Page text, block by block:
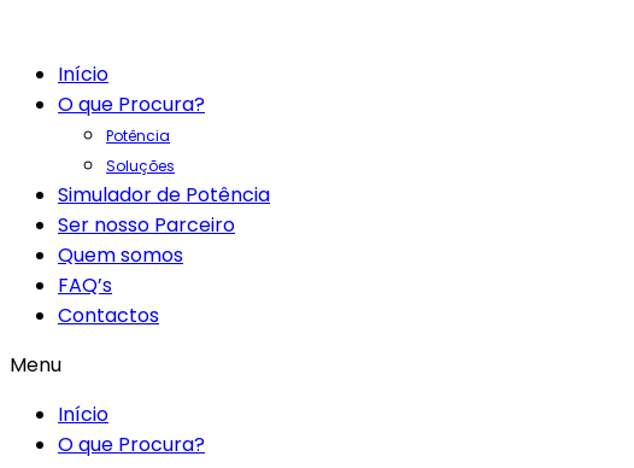
Início
O que Procura?
Potência
Soluções
Simulador de Potência
Ser nosso Parceiro
Quem somos
FAQ’s
Contactos
Menu
Início
O que Procura?